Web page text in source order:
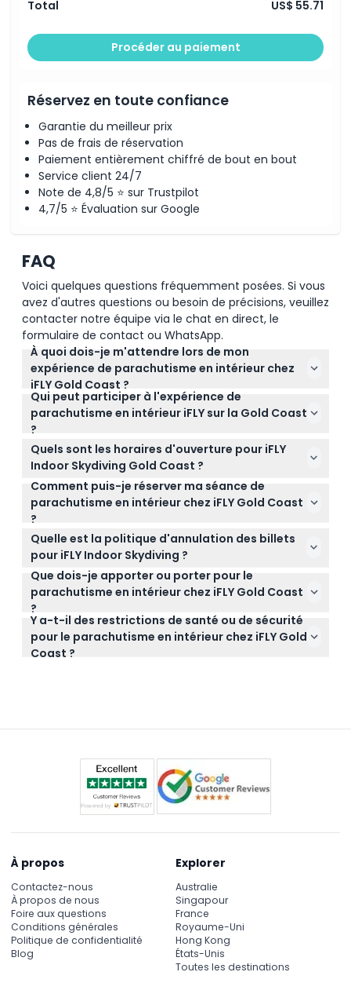
Total
US$ 55.71
Procéder au paiement
Réservez en toute confiance
Garantie du meilleur prix
Pas de frais de réservation
Paiement entièrement chiffré de bout en bout
Service client 24/7
Note de 4,8/5 ⭐ sur Trustpilot
4,7/5 ⭐ Évaluation sur Google
FAQ
Voici quelques questions fréquemment posées. Si vous
avez d'autres questions ou besoin de précisions, veuillez
contacter notre équipe via le chat en direct, le
formulaire de contact ou WhatsApp.
À quoi dois-je m'attendre lors de mon
expérience de parachutisme en intérieur chez
iFLY Gold Coast ?
Vous flotterez sur un coussin d'air à l'intérieur d'un
tunnel à vent en verre, guidé par des instructeurs
qualifiés qui enseignent les techniques de vol.
Chaque vol dure environ 50 secondes, vous offrant
un avant-goût excitant de la chute libre sans
sauter d'un avion.
Qui peut participer à l'expérience de
parachutisme en intérieur iFLY sur la Gold Coast
?
Les participants doivent avoir au moins 3 ans, et les
moins de 18 ans doivent être accompagnés d'un
parent ou tuteur qui signe une décharge. Il y a des
limites de poids et de taille pour garantir la sécurité,
et certaines conditions médicales comme
l'hypertension artérielle ou l'épilepsie rendent cette
activité non adaptée.
Quels sont les horaires d'ouverture pour iFLY
Indoor Skydiving Gold Coast ?
L'établissement est ouvert du lundi au vendredi de
9h30 à 18h30, le samedi et dimanche de 9h00 à
18h30, ainsi que pendant les vacances scolaires et
jours fériés de 8h30 à 18h30 (sous réserve de
modifications — veuillez confirmer au moment de
la réservation).
Comment puis-je réserver ma séance de
parachutisme en intérieur chez iFLY Gold Coast
?
Vous pouvez facilement réserver votre séance en
ligne directement ici sur ce site web. Lors de la
réservation, vous pouvez vérifier la disponibilité en
temps réel et sélectionner votre date et heure
préférées.
Quelle est la politique d'annulation des billets
pour iFLY Indoor Skydiving ?
Les billets ne sont ni remboursables ni annulables. Si
l'opérateur annule en raison de conditions
météorologiques extrêmes ou d'événements
imprévus, vous pouvez soit reprogrammer, soit
demander un remboursement.
Que dois-je apporter ou porter pour le
parachutisme en intérieur chez iFLY Gold Coast
?
Portez des vêtements confortables et des
chaussures fermées. Les casques et combinaisons
de vol sont fournis sur place, vous n'avez donc pas
Y a-t-il des restrictions de santé ou de sécurité
pour le parachutisme en intérieur chez iFLY Gold
Coast ?
doivent pas être en état d'ébriété à l'arrivée, car
remboursement.
À propos
Contactez-nous
À propos de nous
Foire aux questions
Conditions générales
Politique de confidentialité
Blog
Explorer
Australie
Singapour
France
Royaume-Uni
Hong Kong
États-Unis
Toutes les destinations